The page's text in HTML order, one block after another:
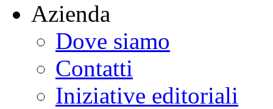
Azienda
Dove siamo
Contatti
Iniziative editoriali